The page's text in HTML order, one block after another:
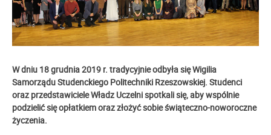
W dniu 18 grudnia 2019 r. tradycyjnie odbyła się Wigilia
SamorząduStudenckiego Politechniki Rzeszowskiej. Studenci
oraz przedstawicieleWładz Uczelni spotkali się, aby wspólnie
podzielić się opłatkiemoraz złożyć sobie świąteczno-noworoczne
życzenia.